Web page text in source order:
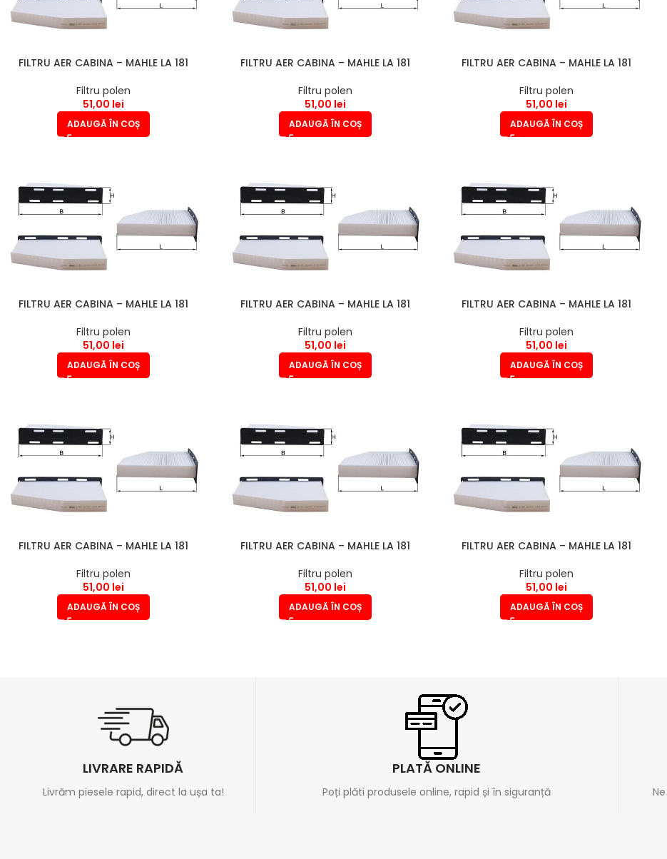
FILTRU AER CABINA – MAHLE LA 181
Filtru polen
51,00 lei
ADAUGĂ ÎN COȘ
FILTRU AER CABINA – MAHLE LA 181
Filtru polen
51,00 lei
ADAUGĂ ÎN COȘ
FILTRU AER CABINA – MAHLE LA 181
Filtru polen
51,00 lei
ADAUGĂ ÎN COȘ
FILTRU AER CABINA – MAHLE LA 181
Filtru polen
51,00 lei
ADAUGĂ ÎN COȘ
FILTRU AER CABINA – MAHLE LA 181
Filtru polen
51,00 lei
ADAUGĂ ÎN COȘ
FILTRU AER CABINA – MAHLE LA 181
Filtru polen
51,00 lei
ADAUGĂ ÎN COȘ
FILTRU AER CABINA – MAHLE LA 181
Filtru polen
51,00 lei
ADAUGĂ ÎN COȘ
FILTRU AER CABINA – MAHLE LA 181
Filtru polen
51,00 lei
ADAUGĂ ÎN COȘ
FILTRU AER CABINA – MAHLE LA 181
Filtru polen
51,00 lei
ADAUGĂ ÎN COȘ
LIVRARE RAPIDĂ
Livrăm piesele rapid, direct la ușa ta!
PLATĂ ONLINE
Poți plăti produsele online, rapid și în siguranță